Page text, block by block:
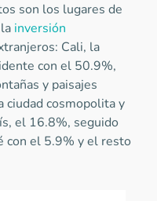
son los lugares de
inversión
Cali, la
con el 50.9%,
y paisajes
ciudad cosmopolita y
el 16.8%, seguido
con el 5.9% y el resto